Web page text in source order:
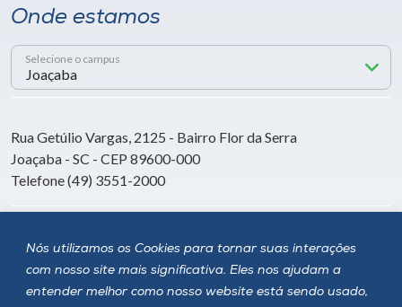
Nós utilizamos os Cookies para tornar suas interações
com nosso site mais significativa. Eles nos ajudam a
entender melhor como nosso website está sendo usado,
Onde estamos
Selecione o campus
Rua Getúlio Vargas, 2125 - Bairro Flor da Serra
Joaçaba - SC - CEP 89600-000
Telefone (49) 3551-2000
Siga a Unoesc